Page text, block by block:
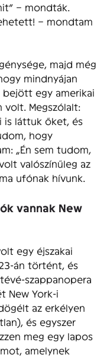
– mondták.
– mondtam
majd még
mindnyájan
bejött egy amerikai
volt. Megszólalt:
is láttuk őket, és
hogy
„Én sem tudom,
valószínűleg az
ufónak hívunk.
vannak New
egy éjszakai
án történt, és
szappanopera
New York-i
az erkélyen
és egyszer
meg egy lapos
amelynek